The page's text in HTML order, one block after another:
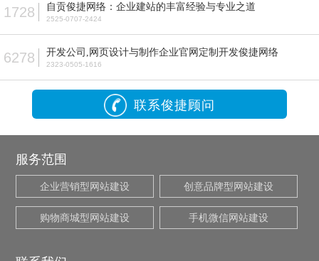
1728 自贡俊捷网络：企业建站的丰富经验与专业之道
2525-0707-2424
6278 开发公司,网页设计与制作企业官网定制开发俊捷网络
2323-0505-1616
联系俊捷顾问
服务范围
企业营销型网站建设 创意品牌型网站建设
购物商城型网站建设 手机微信网站建设